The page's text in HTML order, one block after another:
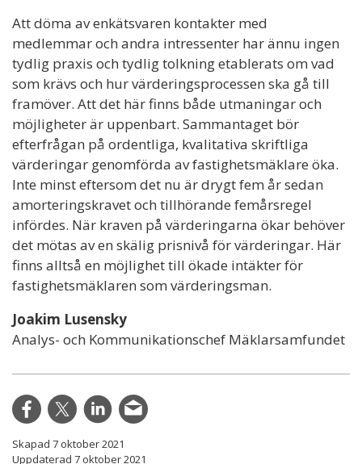
Att döma av enkätsvaren kontakter med
medlemmar och andra intressenter har ännu ingen
tydlig praxis och tydlig tolkning etablerats om vad
som krävs och hur värderingsprocessen ska gå till
framöver. Att det här finns både utmaningar och
möjligheter är uppenbart. Sammantaget bör
efterfrågan på ordentliga, kvalitativa skriftliga
värderingar genomförda av fastighetsmäklare öka.
Inte minst eftersom det nu är drygt fem år sedan
amorteringskravet och tillhörande femårsregel
infördes. När kraven på värderingarna ökar behöver
det mötas av en skälig prisnivå för värderingar. Här
finns alltså en möjlighet till ökade intäkter för
fastighetsmäklaren som värderingsman.
Joakim Lusensky
Analys- och Kommunikationschef Mäklarsamfundet
Skapad 7 oktober 2021
Uppdaterad 7 oktober 2021